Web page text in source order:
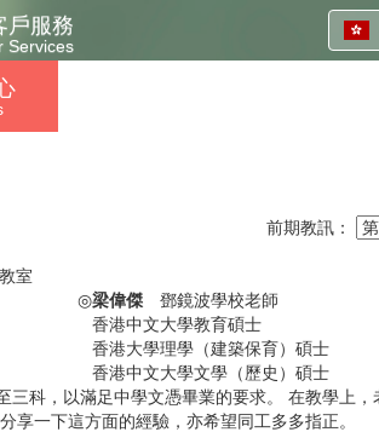
戶服務
Services
前期教訊：
室
◎梁偉傑 鄧鏡波學校老師
香港中文大學教育碩士
香港大學理學（建築保育）碩士
香港中文大學文學（歷史）碩士
科，以滿足中學文憑畢業的要求。 在教學上，
一下這方面的經驗，亦希望同工多多指正。